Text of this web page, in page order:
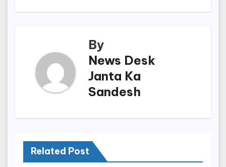
By
News Desk
Janta Ka
Sandesh
Related Post